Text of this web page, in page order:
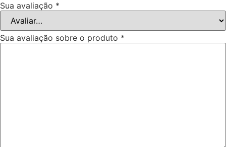
Sua avaliação *
Sua avaliação sobre o produto *